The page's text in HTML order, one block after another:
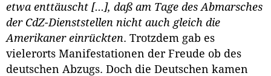
etwa enttäuscht [...], daß am Tage des Abmarsches
der CdZ-Dienststellen nicht auch gleich die
Amerikaner einrückten. Trotzdem gab es
vielerorts Manifestationen der Freude ob des
deutschen Abzugs. Doch die Deutschen kamen